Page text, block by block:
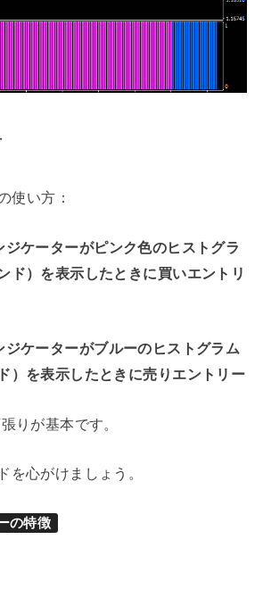
使い方：
ジケーターがピンク色のヒストグラ
ド）を表示したときに買いエントリ
ジケーターがブルーのヒストグラム
）を表示したときに売りエントリー
りが基本です。
を心がけましょう。
の特徴